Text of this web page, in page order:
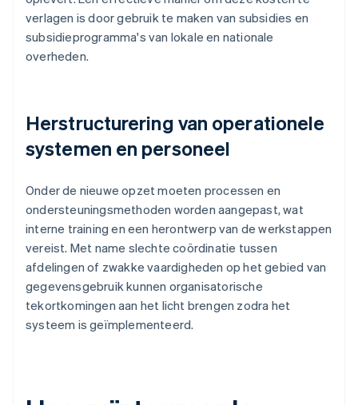
verlagen is door gebruik te maken van subsidies en
subsidieprogramma's van lokale en nationale
overheden.
Herstructurering van operationele
systemen en personeel
Onder de nieuwe opzet moeten processen en
ondersteuningsmethoden worden aangepast, wat
interne training en een herontwerp van de werkstappen
vereist. Met name slechte coördinatie tussen
afdelingen of zwakke vaardigheden op het gebied van
gegevensgebruik kunnen organisatorische
tekortkomingen aan het licht brengen zodra het
systeem is geïmplementeerd.